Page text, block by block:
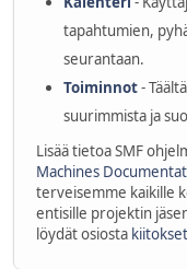
tapahtumien,
seurantaan.
Toiminnot-
suurimmista ja
Lisää tietoa SMF
Machines
terveisemme kaikille
entisille projektin
löydät osiosta kiitokset